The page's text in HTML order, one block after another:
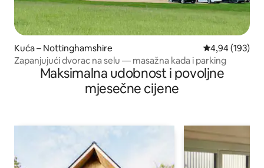
Kuća – Nottinghamshire Prosječna
4,94 (193)
Zapanjujući dvorac na selu — masažna kada i parking
Maksimalna udobnost i povoljne
mjesečne cijene